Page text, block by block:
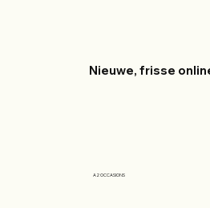
Nieuwe, frisse
A2 OCCASIONS